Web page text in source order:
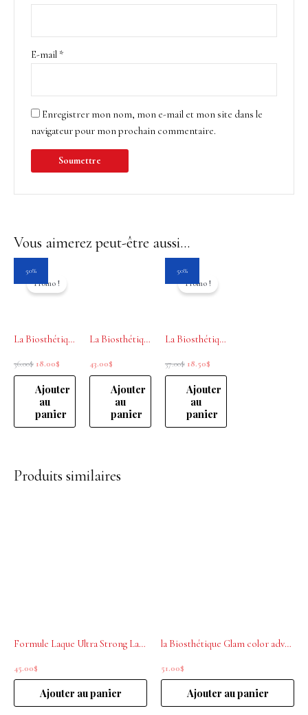
E-mail *
Enregistrer mon nom, mon e-mail et mon site dans le
navigateur pour mon prochain commentaire.
Vous aimerez peut-être aussi…
50%
Promo !
La Biosthétique Gloss à Lèvres Spicy Orange 0.11oz
36.00$
Le
initial
18.00$
prix
actuel
Ajouter
au
panier
La Biosthétique, Mascara volume parfait intensité immédiate Noir
43.00$
Ajouter
au
panier
50%
Promo !
La Biosthétique Ombre à Paupières Poudre Soyeuse 2.5g
37.00$
Le
initial
18.50$
prix
actuel
Ajouter
au
panier
Produits similaires
Formule Laque Ultra Strong La Biosthetique 300 ml
45.00$
Ajouter au panier
la Biosthétique Glam color advanced .03 Blonde 200mL
51.00$
Ajouter au panier